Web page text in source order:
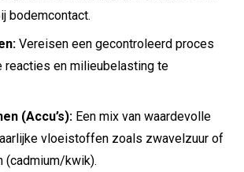
bodemcontact.
Vereisen een gecontroleerd proces
reacties en milieubelasting te
(Accu’s): Een mix van waardevolle
vloeistoffen zoals zwavelzuur of
(cadmium/kwik).